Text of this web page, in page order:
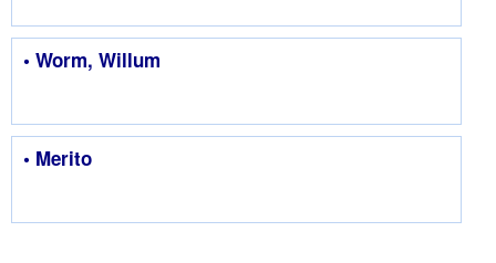
• Worm, Willum
• Merito